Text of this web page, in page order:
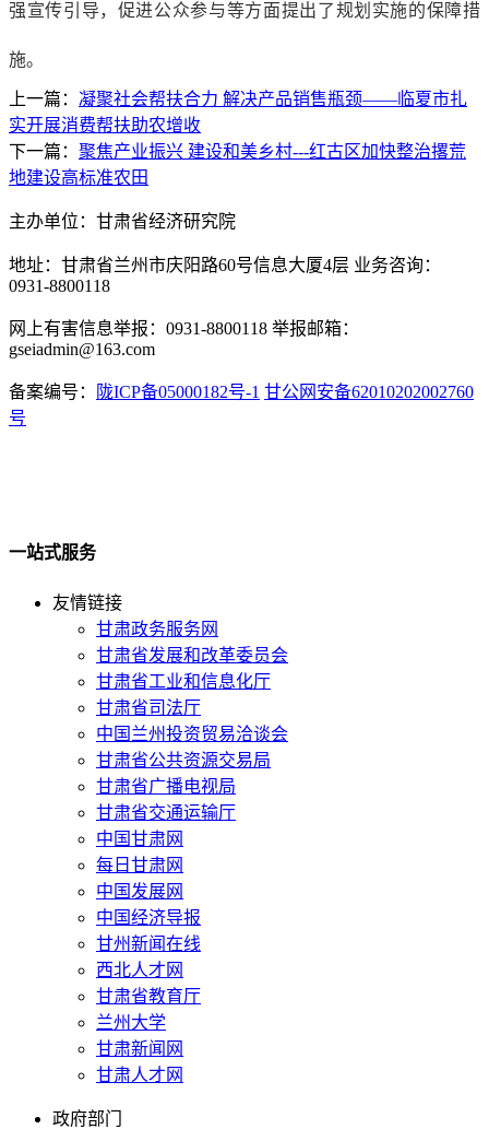
强宣传引导，促进公众参与等方面提出了规划实施的保障措
施。
上一篇： 凝聚社会帮扶合力 解决产品销售瓶颈——临夏市扎
实开展消费帮扶助农增收
下一篇： 聚焦产业振兴 建设和美乡村---红古区加快整治撂荒
地建设高标准农田
主办单位：甘肃省经济研究院
地址：甘肃省兰州市庆阳路60号信息大厦4层 业务咨询：
0931-8800118
网上有害信息举报：0931-8800118 举报邮箱：
gseiadmin@163.com
备案编号： 陇ICP备05000182号-1 甘公网安备62010202002760
号
一站式服务
友情链接
甘肃政务服务网
甘肃省发展和改革委员会
甘肃省工业和信息化厅
甘肃省司法厅
中国兰州投资贸易洽谈会
甘肃省公共资源交易局
甘肃省广播电视局
甘肃省交通运输厅
中国甘肃网
每日甘肃网
中国发展网
中国经济导报
甘州新闻在线
西北人才网
甘肃省教育厅
兰州大学
甘肃新闻网
甘肃人才网
政府部门